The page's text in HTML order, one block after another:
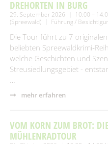
DREHORTEN IN BURG
29. September 2026 10:00 –
(Spreewald)
Führung /
Die Tour führt zu 7
beliebten
welche Geschichten und
Streusiedlungsgebiet -
…
mehr erfahren
VOM KORN ZUM BROT:
MÜHLENRADTOUR